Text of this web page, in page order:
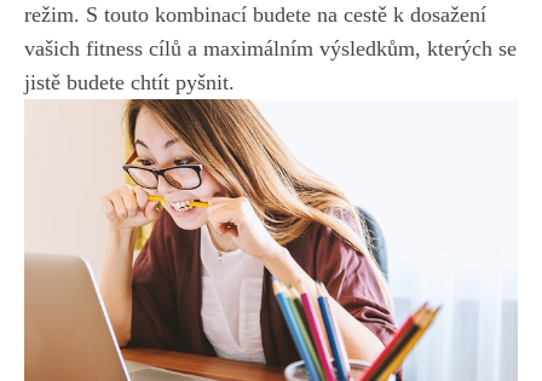
režim. S touto⁤ kombinací budete na cestě k dosažení
vašich fitness cílů a maximálním výsledkům, kterých se
jistě budete chtít pyšnit.